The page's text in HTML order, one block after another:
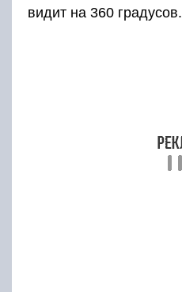
видит на 360 градусов.